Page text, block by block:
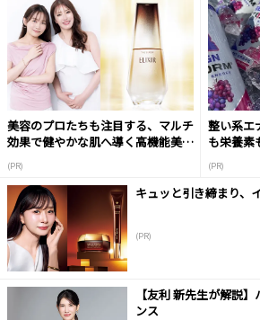
美容のプロたちも注目する、マルチ
効果で健やかな肌へ導く高機能美容
(PR)
整い系エ
も栄養素
(PR)
キュッと引き締まり、
(PR)
【友利 新先生が解説
ンス